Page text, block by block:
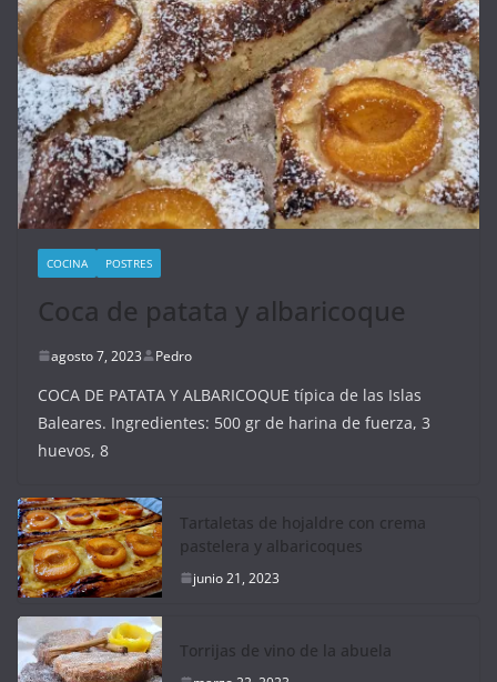
COCINA POSTRES
Coca de patata y albaricoque
agosto 7, 2023 Pedro
COCA DE PATATA Y ALBARICOQUE típica de las Islas
Baleares. Ingredientes: 500 gr de harina de fuerza, 3
huevos, 8
Tartaletas de hojaldre con crema
pastelera y albaricoques
junio 21, 2023
Torrijas de vino de la abuela